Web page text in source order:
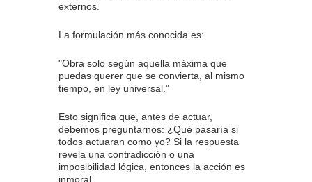
externos.
La formulación más conocida es:
"Obra solo según aquella máxima que
puedas querer que se convierta, al mismo
tiempo, en ley universal."
Esto significa que, antes de actuar,
debemos preguntarnos: ¿Qué pasaría si
todos actuaran como yo? Si la respuesta
revela una contradicción o una
imposibilidad lógica, entonces la acción es
inmoral.